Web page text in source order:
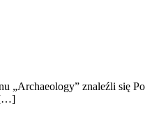
„Archaeology” znaleźli się
[…]